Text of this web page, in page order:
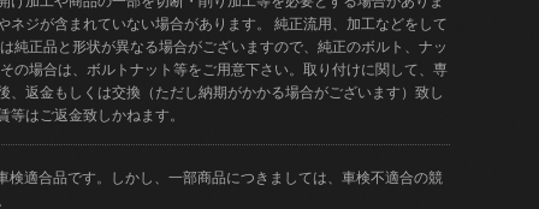
ジが含まれていない場合があります。 純正流用、加工などをして
純正品と形状が異なる場合がございますので、純正のボルト、ナッ
の場合は、ボルトナット等をご用意下さい。取り付けに関して、専
返金もしくは交換（ただし納期がかかる場合がございます）致し
はご返金致しかねます。
適合品です。しかし、一部商品につきましては、車検不適合の競